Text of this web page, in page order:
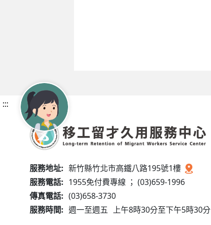
:::
服務地址: 新竹縣竹北市高鐵八路195號1樓
服務電話: 1955免付費專線 ； (03)659-1996
傳真電話: (03)658-3730
服務時間: 週一至週五 上午8時30分至下午5時30分